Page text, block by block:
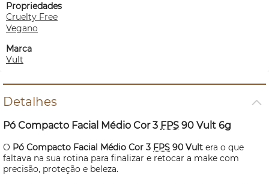
Propriedades
Cruelty Free
Vegano
Marca
Vult
Detalhes
Pó Compacto Facial Médio Cor 3 FPS 90 Vult 6g
O Pó Compacto Facial Médio Cor 3 FPS 90 Vult era o que
faltava na sua rotina para finalizar e retocar a make com
precisão, proteção e beleza.